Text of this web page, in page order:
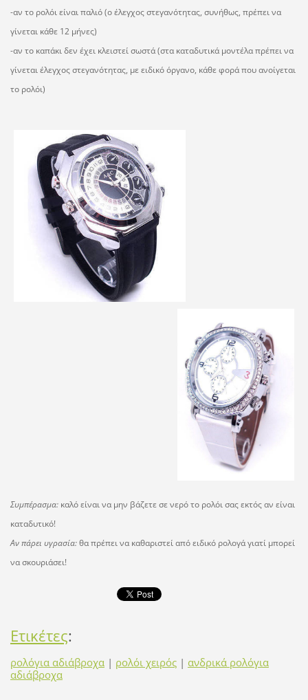
-αν το ρολόι είναι παλιό (ο έλεγχος στεγανότητας, συνήθως, πρέπει να
γίνεται κάθε 12 μήνες)
-αν το καπάκι δεν έχει κλειστεί σωστά (στα καταδυτικά μοντέλα πρέπει να
γίνεται έλεγχος στεγανότητας, με ειδικό όργανο, κάθε φορά που ανοίγεται
το ρολόι)
Συμπέρασμα:καλό είναι να μην βάζετε σε νερό το ρολόι σας εκτός αν είναι
καταδυτικό!
Αν πάρει υγρασία:θα πρέπει να καθαριστεί από ειδικό ρολογά γιατί μπορεί
να σκουριάσει!
Ετικέτες:
ρολόγια αδιάβροχα | ρολόι χειρός | ανδρικά ρολόγια
αδιάβροχα